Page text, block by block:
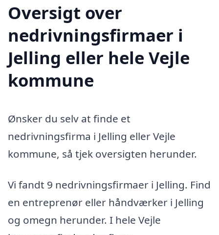
Oversigt over
nedrivningsfirmaer i
Jelling eller hele Vejle
kommune
Ønsker du selv at finde et
nedrivningsfirma i Jelling eller Vejle
kommune, så tjek oversigten herunder.
Vi fandt 9 nedrivningsfirmaer i Jelling. Find
en entreprenør eller håndværker i Jelling
og omegn herunder. I hele Vejle